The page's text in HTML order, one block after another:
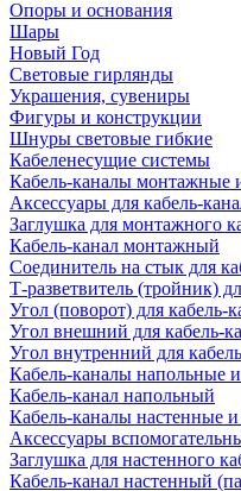
Опоры и основания
Шары
Новый Год
Световые гирлянды
Украшения, сувениры
Фигуры и конструкции
Шнуры световые гибкие
Кабеленесущие системы
Кабель-каналы монтажные
Аксессуары для кабель-
Заглушка для монтажного
Кабель-канал монтажный
Соединитель на стык для
Т-разветвитель (тройник)
Угол (поворот) для кабель-
Угол внешний для кабель-
Угол внутренний для
Кабель-каналы напольные
Кабель-канал напольный
Кабель-каналы настенные и
Аксессуары
Заглушка для настенного
Кабель-канал настенный